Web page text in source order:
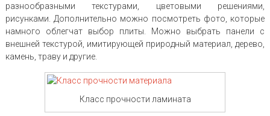
разнообразными текстурами, цветовыми решениями,
рисунками. Дополнительно можно посмотреть фото, которые
намного облегчат выбор плиты. Можно выбрать панели с
внешней текстурой, имитирующей природный материал, дерево,
камень, траву и другие.
Класс прочности ламината